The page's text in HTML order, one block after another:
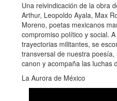
Una reivindicación de la obra
Arthur, Leopoldo Ayala, Max
Moreno, poetas mexicanos
compromiso político y social.
trayectorias militantes, se
transversal de nuestra
canon y acompaña las luchas
La Aurora de México